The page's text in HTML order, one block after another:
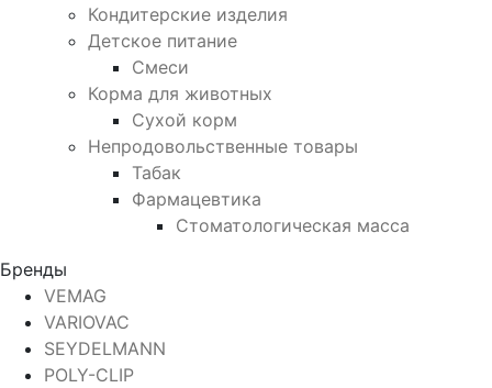
Кондитерские изделия
Детское питание
Смеси
Корма для животных
Сухой корм
Непродовольственные товары
Табак
Фармацевтика
Стоматологическая масса
Бренды
VEMAG
VARIOVAC
SEYDELMANN
POLY-CLIP